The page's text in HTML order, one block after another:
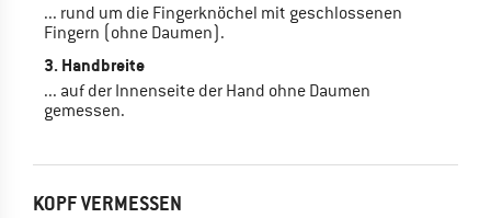
... rund um die Fingerknöchel mit geschlossenen
Fingern (ohne Daumen).
3. Handbreite
... auf der Innenseite der Hand ohne Daumen
gemessen.
KOPF VERMESSEN